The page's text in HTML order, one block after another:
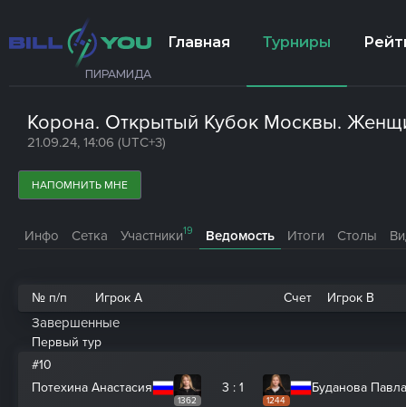
ПИРАМИДА
Главная Турниры
Корона. Открытый Кубок Москвы.
21.09.24, 14:06 (UTC+3)
НАПОМНИТЬ МНЕ
Инфо Сетка Участники19 Ведомость Итоги Столы
№ п/п Игрок A Счет Игрок B
Завершенные
Первый тур
#10
Потехина Анастасия
1362
3 : 1
1244
Буданова Павла